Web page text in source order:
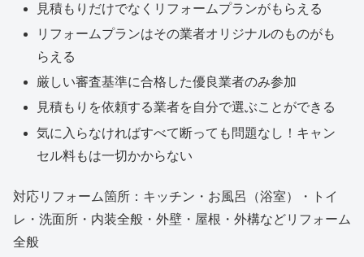
見積もりだけでなくリフォームプランがもらえる
リフォームプランはその業者オリジナルのものがも
らえる
厳しい審査基準に合格した優良業者のみ参加
見積もりを依頼する業者を自分で選ぶことができる
気に入らなければすべて断っても問題なし！キャン
セル料もは一切かからない
対応リフォーム箇所：キッチン・お風呂（浴室）・トイ
レ・洗面所・内装全般・外壁・屋根・外構などリフォーム
全般